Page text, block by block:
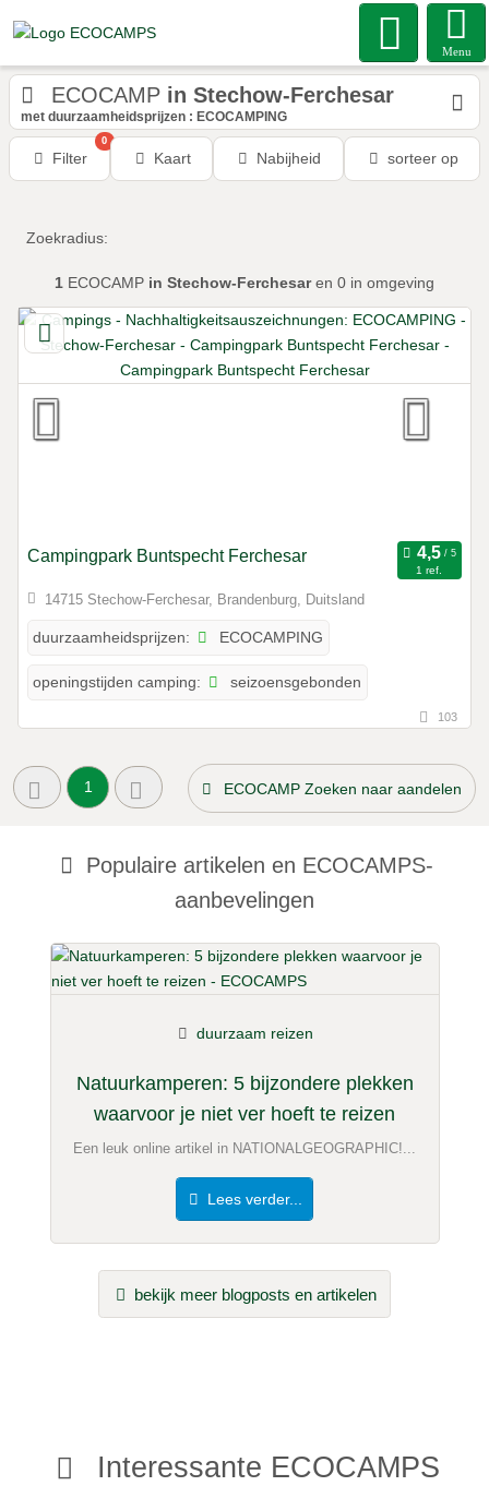
Menu
ECOCAMP in Stechow-Ferchesar
met duurzaamheidsprijzen : ECOCAMPING
Filter
0
Kaart Nabijheid sorteer op
Zoekradius:
1 ECOCAMP in Stechow-Ferchesaren 0 in omgeving
Campingpark Buntspecht Ferchesar
1 ref.
14715 Stechow-Ferchesar, Brandenburg, Duitsland
duurzaamheidsprijzen: ECOCAMPING
openingstijden camping: seizoensgebonden
103
1 ECOCAMP Zoeken naar aandelen
Populaire artikelen en ECOCAMPS-
aanbevelingen
Natuurkamperen: 5 bijzondere plekken
waarvoor je niet ver hoeft te reizen
duurzaam reizen
Een leuk online artikel in NATIONALGEOGRAPHIC!...
Lees verder...
bekijk meer blogposts en artikelen
Interessante ECOCAMPS